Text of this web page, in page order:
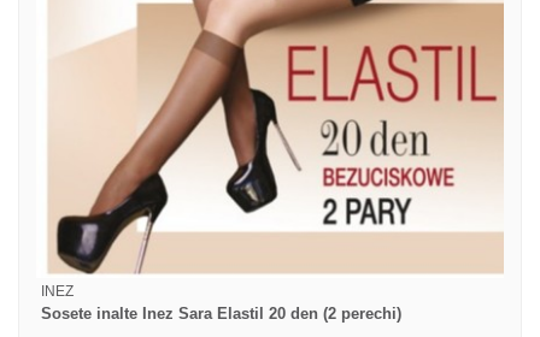
INEZ
Sosete inalte Inez Sara Elastil 20 den (2 perechi)